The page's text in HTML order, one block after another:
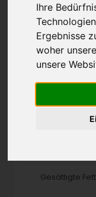
Ihre
Ergebnisse
woher
unsere
Energie
Proteine
Kohlenhydrate
Gesättigte